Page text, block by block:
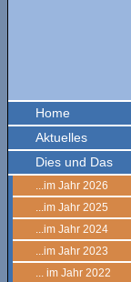
Home
Aktuelles
Dies und Das
...im Jahr 2026
...im Jahr 2025
...im Jahr 2024
...im Jahr 2023
... im Jahr 2022